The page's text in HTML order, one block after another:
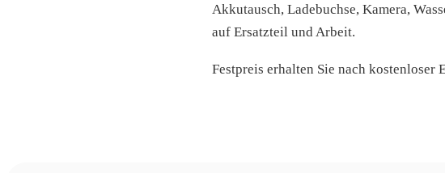
Akkutausch, Ladebuchse, Kamera,
auf Ersatzteil und Arbeit.
Festpreis erhalten Sie nach kostenloser